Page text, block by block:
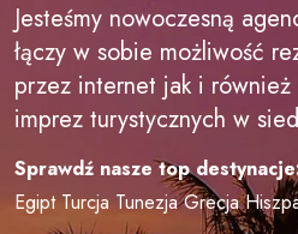
Jesteśmy nowoczesną
łączy w sobie możliwość
przez internet jak i również
imprez turystycznych w
Sprawdź nasze top
Egipt Turcja Tunezja Grecja